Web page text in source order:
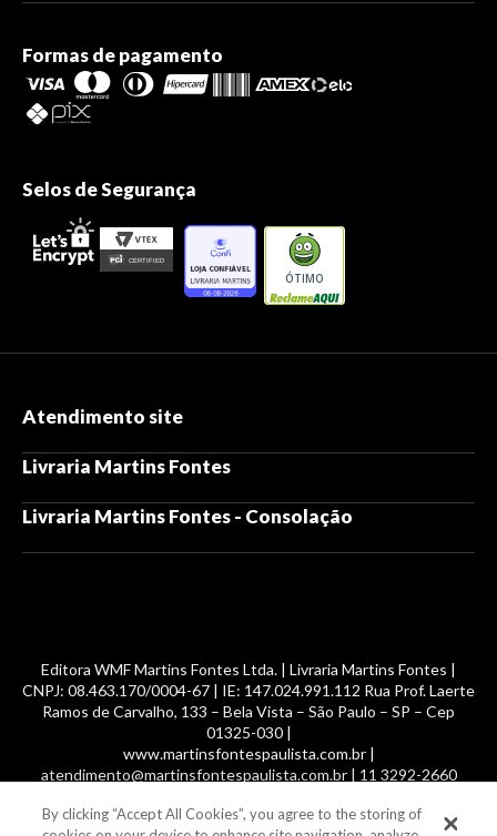
Formas de pagamento
Selos de Segurança
ÓTIMO
Atendimento site
Livraria Martins Fontes
Livraria Martins Fontes - Consolação
Editora WMF Martins Fontes Ltda. | Livraria Martins Fontes |
CNPJ: 08.463.170/0004-67 | IE: 147.024.991.112 Rua Prof. Laerte
Ramos de Carvalho, 133 – Bela Vista – São Paulo – SP – Cep
01325-030 |
www.martinsfontespaulista.com.br |
atendimento@martinsfontespaulista.com.br | 11 3292-2660
© 2014 -2026, MartinsFontes livros nacionais e importados,
By clicking “Accept All Cookies”, you agree to the storing of